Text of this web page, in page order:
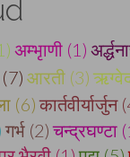
अम्भृाणी (1)
आरती (3)
(6) कार्तवीर्यार्जुन
गर्भ (2) चन्द्रघण्टा